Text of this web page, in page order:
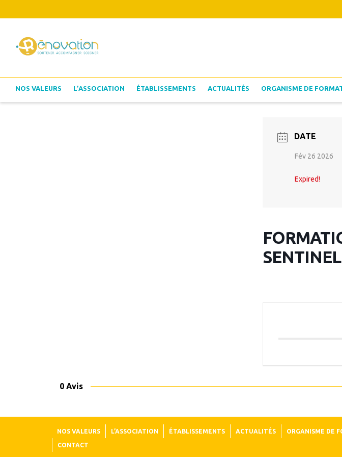
NOS VALEURS L’ASSOCIATION ÉTABLISSEMENTS ACTUALITÉS ORGANISME DE
DATE
Fév 26 2026
Expired!
0 Avis
NOS VALEURS L’ASSOCIATION ÉTABLISSEMENTS ACTUALITÉS ORGANISME DE
CONTACT